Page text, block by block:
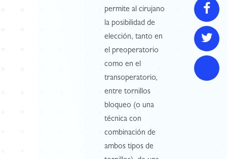
permite al cirujano
la posibilidad de
elección, tanto en
el preoperatorio
como en el
transoperatorio,
entre tornillos
bloqueo (o una
técnica con
combinación de
ambos tipos de